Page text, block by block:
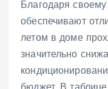
Благодаря своему
обеспечивают
летом в доме
значительно